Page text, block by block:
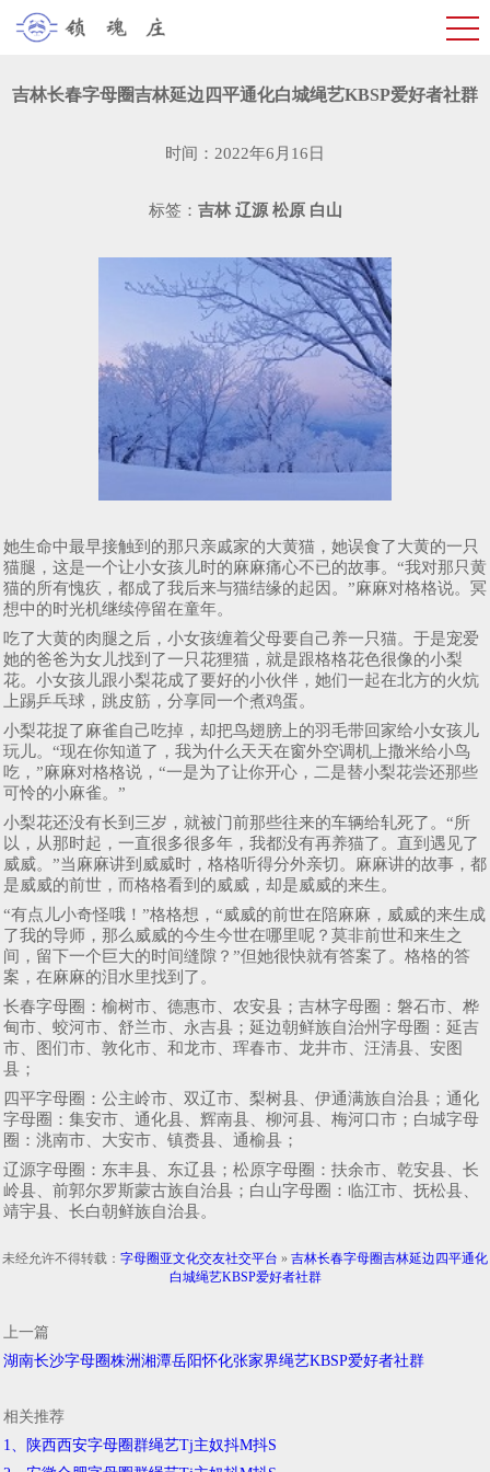
吉林长春字母圈吉林延边四平通化白城绳艺KBSP爱好者社群
时间：2022年6月16日
标签： 吉林 辽源 松原 白山
她生命中最早接触到的那只亲戚家的大黄猫，她误食了大黄的一只
猫腿，这是一个让小女孩儿时的麻麻痛心不已的故事。“我对那只黄
猫的所有愧疚，都成了我后来与猫结缘的起因。”麻麻对格格说。冥
想中的时光机继续停留在童年。
吃了大黄的肉腿之后，小女孩缠着父母要自己养一只猫。于是宠爱
她的爸爸为女儿找到了一只花狸猫，就是跟格格花色很像的小梨
花。小女孩儿跟小梨花成了要好的小伙伴，她们一起在北方的火炕
上踢乒乓球，跳皮筋，分享同一个煮鸡蛋。
小梨花捉了麻雀自己吃掉，却把鸟翅膀上的羽毛带回家给小女孩儿
玩儿。“现在你知道了，我为什么天天在窗外空调机上撒米给小鸟
吃，”麻麻对格格说，“一是为了让你开心，二是替小梨花尝还那些
可怜的小麻雀。”
小梨花还没有长到三岁，就被门前那些往来的车辆给轧死了。“所
以，从那时起，一直很多很多年，我都没有再养猫了。直到遇见了
威威。”当麻麻讲到威威时，格格听得分外亲切。麻麻讲的故事，都
是威威的前世，而格格看到的威威，却是威威的来生。
“有点儿小奇怪哦！”格格想，“威威的前世在陪麻麻，威威的来生成
了我的导师，那么威威的今生今世在哪里呢？莫非前世和来生之
间，留下一个巨大的时间缝隙？”但她很快就有答案了。格格的答
案，在麻麻的泪水里找到了。
长春字母圈：榆树市、德惠市、农安县；吉林字母圈：磐石市、桦
甸市、蛟河市、舒兰市、永吉县；延边朝鲜族自治州字母圈：延吉
市、图们市、敦化市、和龙市、珲春市、龙井市、汪清县、安图
县；
四平字母圈：公主岭市、双辽市、梨树县、伊通满族自治县；通化
字母圈：集安市、通化县、辉南县、柳河县、梅河口市；白城字母
圈：洮南市、大安市、镇赉县、通榆县；
辽源字母圈：东丰县、东辽县；松原字母圈：扶余市、乾安县、长
岭县、前郭尔罗斯蒙古族自治县；白山字母圈：临江市、抚松县、
靖宇县、长白朝鲜族自治县。
未经允许不得转载： 字母圈亚文化交友社交平台 » 吉林长春字母圈吉林延边四平通化
白城绳艺KBSP爱好者社群
上一篇
湖南长沙字母圈株洲湘潭岳阳怀化张家界绳艺KBSP爱好者社群
相关推荐
1、陕西西安字母圈群绳艺Tj主奴抖M抖S